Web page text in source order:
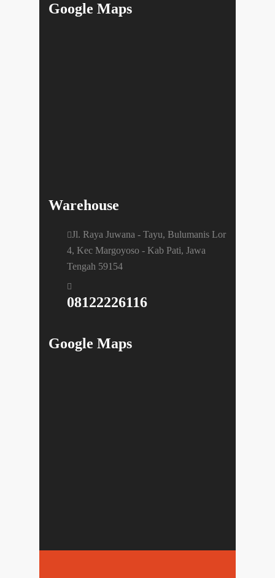
Google Maps
Warehouse
Jl. Raya Juwana - Tayu, Bulumanis Lor
4, Kec Margoyoso - Kab Pati, Jawa
Tengah 59154
08122226116
Google Maps